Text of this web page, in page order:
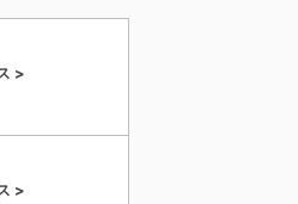
>
>